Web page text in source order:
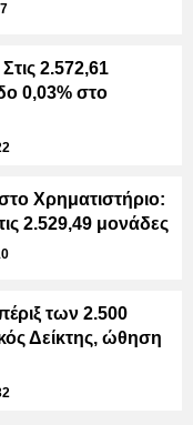
2.572,61
0,03% στο
Χρηματιστήριο:
2.529,49 μονάδες
των 2.500
Δείκτης, ώθηση